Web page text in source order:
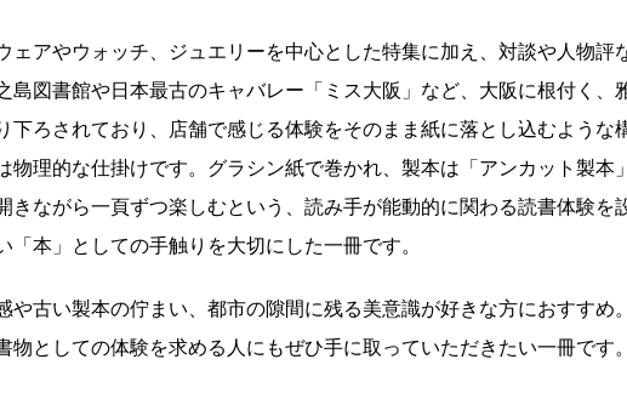
ェアやウォッチ、ジュエリーを中心とした特集に加え、対談や人物評
島図書館や日本最古のキャバレー「ミス大阪」など、大阪に根付く、
下ろされており、店舗で感じる体験をそのまま紙に落とし込むような
物理的な仕掛けです。グラシン紙で巻かれ、製本は「アンカット製本
きながら一頁ずつ楽しむという、読み手が能動的に関わる読書体験を
「本」としての手触りを大切にした一冊です。
や古い製本の佇まい、都市の隙間に残る美意識が好きな方におすすめ
物としての体験を求める人にもぜひ手に取っていただきたい一冊です。